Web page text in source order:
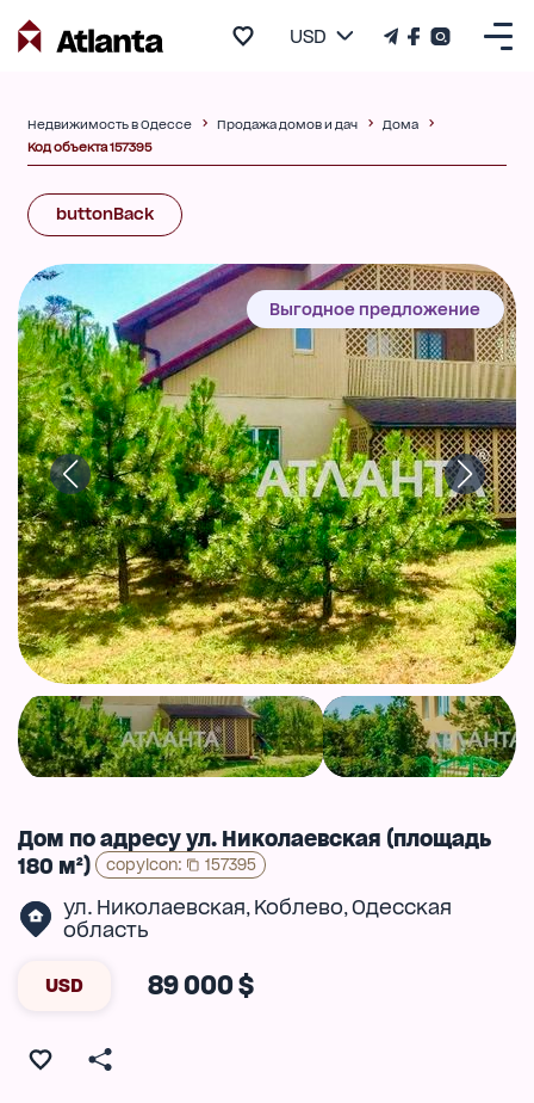
USD
Недвижимость в Одессе Продажа домов и дач
Дома
Код объекта 157395
buttonBack
Выгодное предложение
Дом по адресу ул. Николаевская (площадь
180 м²)
copyIcon: 157395
ул. Николаевская, Коблево,Одесская
область
USD 89 000 $